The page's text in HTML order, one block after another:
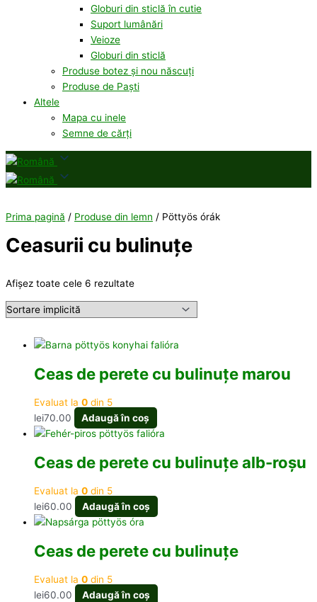
Globuri din sticlă în cutie
Suport lumânări
Veioze
Globuri din sticlă
Produse botez și nou născuți
Produse de Paști
Altele
Mapa cu inele
Semne de cărți
Prima pagină / Produse din lemn / Pöttyös órák
Ceasurii cu bulinuțe
Afișez toate cele 6 rezultate
Ceas de perete cu bulinuțe marou
Evaluat la 0 din 5
lei70.00 Adaugă în coș
Ceas de perete cu bulinuțe alb-roșu
Evaluat la 0 din 5
lei60.00 Adaugă în coș
Ceas de perete cu bulinuțe
Evaluat la 0 din 5
lei60.00 Adaugă în coș